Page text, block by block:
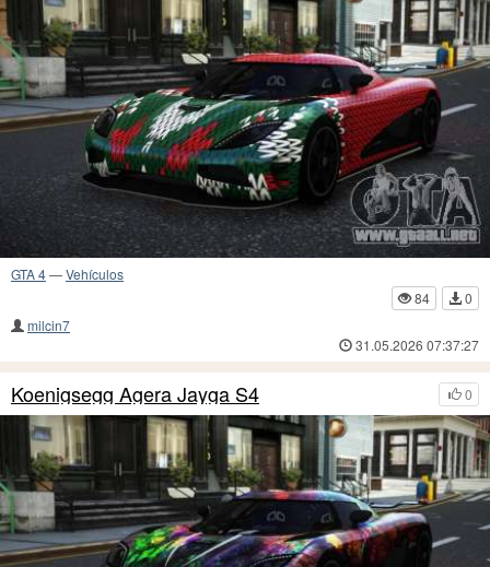
GTA 4—Vehículos
84
0
milcin7
31.05.2026 07:37:27
0
Koenigsegg Agera Jayga S4